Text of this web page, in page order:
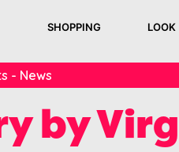
SHOPPING LOOK
- News
by